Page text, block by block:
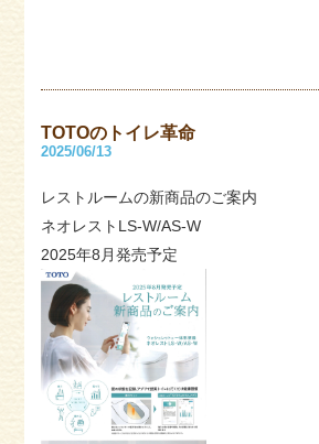
TOTOのトイレ革命
2025/06/13
レストルームの新商品のご案内
ネオレストLS-W/AS-W
2025年8月発売予定